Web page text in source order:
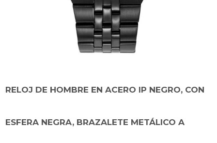
RELOJ DE HOMBRE EN ACERO IP NEGRO, CON
ESFERA NEGRA, BRAZALETE METÁLICO A